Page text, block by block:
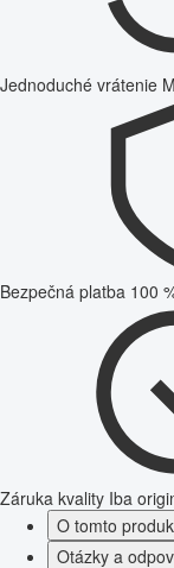
Jednoduché vrátenie
Bezpečná platba 100
Záruka kvality Iba
O tomto
Otázky a